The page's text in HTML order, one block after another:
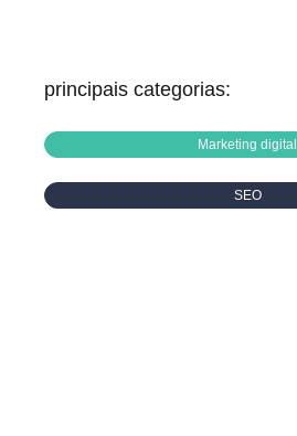
principais categorias:
Marketing digital
SEO